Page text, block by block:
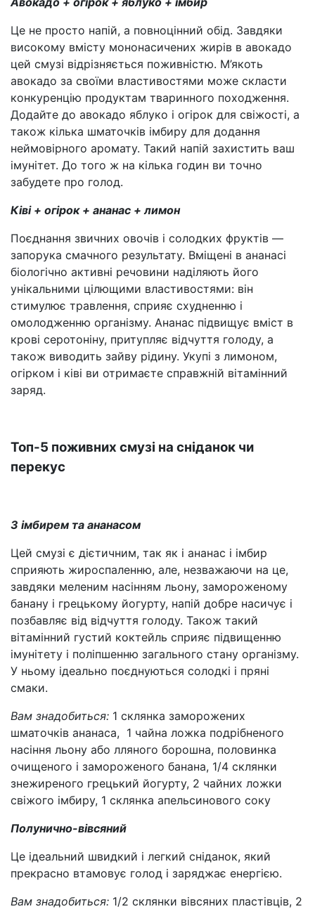
Це не просто напій, а повноцінний обід. Завдяки
високому вмісту мононасичених жирів в авокадо
цей смузі відрізняється поживністю. М’якоть
авокадо за своїми властивостями може скласти
конкуренцію продуктам тваринного походження.
Додайте до авокадо яблуко і огірок для свіжості, а
також кілька шматочків імбиру для додання
неймовірного аромату. Такий напій захистить ваш
імунітет. До того ж на кілька годин ви точно
забудете про голод.
Ківі + огірок + ананас + лимон
Поєднання звичних овочів і солодких фруктів —
запорука смачного результату. Вміщені в ананасі
біологічно активні речовини наділяють його
унікальними цілющими властивостями: він
стимулює травлення, сприяє схудненню і
омолодженню організму. Ананас підвищує вміст в
крові серотоніну, притупляє відчуття голоду, а
також виводить зайву рідину. Укупі з лимоном,
огірком і ківі ви отримаєте справжній вітамінний
заряд.
Топ-5 поживних смузі на сніданок чи
перекус
З імбирем та ананасом
Цей смузі є дієтичним, так як і ананас і імбир
сприяють жироспаленню, але, незважаючи на це,
завдяки меленим насінням льону, замороженому
банану і грецькому йогурту, напій добре насичує і
позбавляє від відчуття голоду. Також такий
вітамінний густий коктейль сприяє підвищенню
імунітету і поліпшенню загального стану організму.
У ньому ідеально поєднуються солодкі і пряні
смаки.
Вам знадобиться: 1 склянка заморожених
шматочків ананаса, 1 чайна ложка подрібненого
насіння льону або лляного борошна, половинка
очищеного і замороженого банана, 1/4 склянки
знежиреного грецький йогурту, 2 чайних ложки
свіжого імбиру, 1 склянка апельсинового соку
Полунично-вівсяний
Це ідеальний швидкий і легкий сніданок, який
прекрасно втамовує голод і заряджає енергією.
Вам знадобиться: 1/2 склянки вівсяних пластівців, 2